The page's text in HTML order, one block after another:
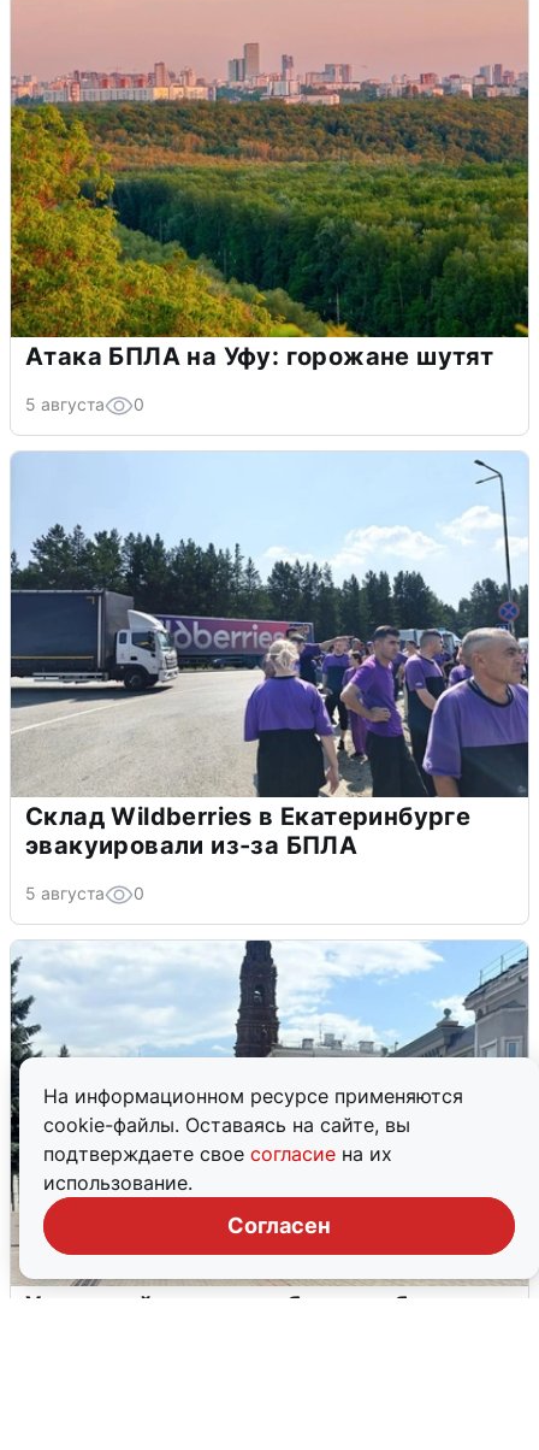
На информационном ресурсе применяются
cookie-файлы. Оставаясь на сайте, вы
подтверждаете свое согласие на их
использование.
Согласен
Атака БПЛА на Уфу: горожане шутят
5 августа 0
Склад Wildberries в Екатеринбурге
эвакуировали из-за БПЛА
5 августа 0
У соседей пожар и сбои: что было при